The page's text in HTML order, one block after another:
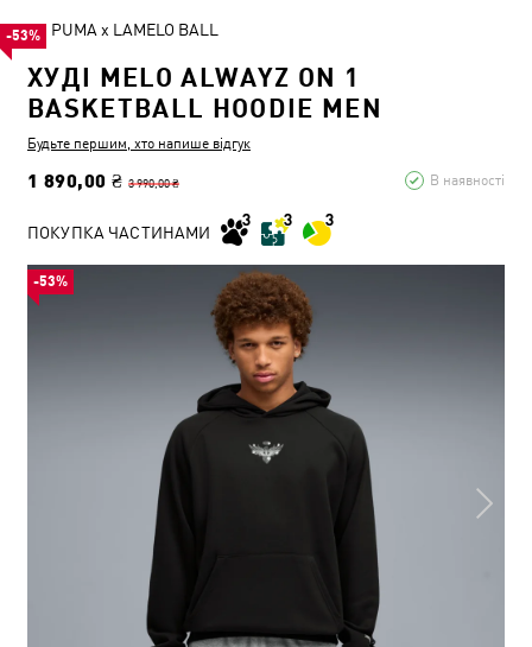
PUMA x LAMELO BALL
ХУДІ MELO ALWAYZ ON 1
BASKETBALL HOODIE MEN
Будьте першим, хто напише відгук
1 890,00 ₴ 3 990,00 ₴ В наявності
-53%
ПОКУПКА ЧАСТИНАМИ
-53%